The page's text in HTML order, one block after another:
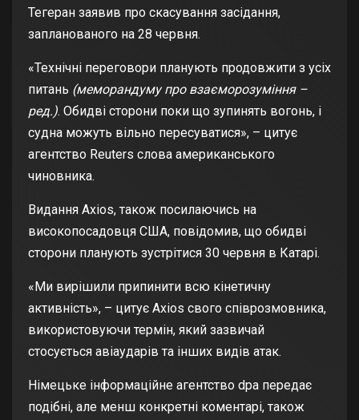
Тегеран заявив про скасування засідання,
запланованого на 28 червня.
«Технічні переговори планують продовжити з усіх
питань (меморандуму про взаєморозуміння –
ред.). Обидві сторони поки що зупинять вогонь, і
судна можуть вільно пересуватися», – цитує
агентство Reuters слова американського
чиновника.
Видання Axios, також посилаючись на
високопосадовця США, повідомив, що обидві
сторони планують зустрітися 30 червня в Катарі.
«Ми вирішили припинити всю кінетичну
активність», – цитує Axios свого співрозмовника,
використовуючи термін, який зазвичай
стосується авіаударів та інших видів атак.
Німецьке інформаційне агентство dpa передає
подібні, але менш конкретні коментарі, також